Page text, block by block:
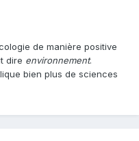
hydroélectriques
en grande quantité
mensonges massifs sur
inefficacité par du
de manière positive
dire environnement.
bien plus de sciences